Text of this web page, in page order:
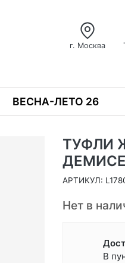
г. Москва
ВЕСНА-ЛЕТО 26
ТУФЛИ
АРТИКУЛ:
Нет в
В